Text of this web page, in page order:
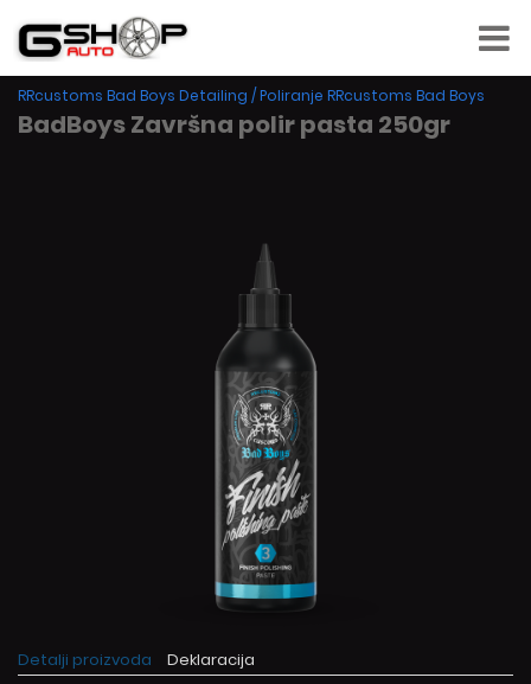
RRcustoms Bad Boys Detailing /Poliranje RRcustoms Bad Boys
BadBoys Završna polir pasta 250gr
Detalji proizvoda Deklaracija